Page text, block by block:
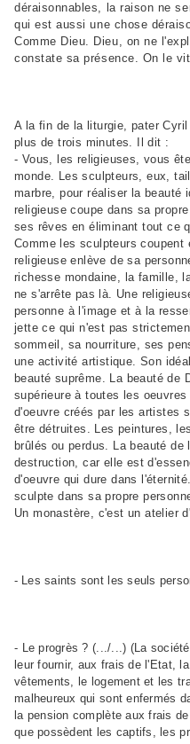
déraisonnables, la raison ne
qui est aussi une chose
Comme Dieu. Dieu, on ne
constate sa présence. On le
A la fin de la liturgie, pater
plus de trois minutes. Il dit :
- Vous, les religieuses, vous
monde. Les sculpteurs, eux,
marbre, pour réaliser la beauté
religieuse coupe dans sa
ses rêves en éliminant tout ce
Comme les sculpteurs
religieuse enlève de sa
richesse mondaine, la famille,
ne s'arrête pas là. Une
personne à l'image et à la
jette ce qui n'est pas
sommeil, sa nourriture, ses
une activité artistique. Son
beauté suprême. La beauté de
supérieure à toutes les
d'oeuvre créés par les artistes
être détruites. Les peintures,
brûlés ou perdus. La beauté
destruction, car elle est
d'oeuvre qui dure dans
sculpte dans sa propre
Un monastère, c'est un atelier
- Les saints sont les seuls
- Le progrès ? (.../...) (La
leur fournir, aux frais de l'Etat,
vêtements, le logement et les
malheureux qui sont enfermés
la pension complète aux frais
que possèdent les captifs, les